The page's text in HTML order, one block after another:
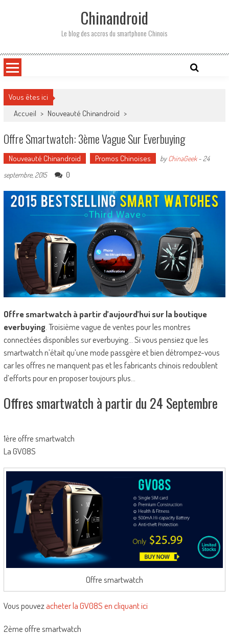
Chinandroid
Le blog des accros du smartphone Chinois
Vous êtes ici
Accueil > Nouveauté Chinandroid >
Offre Smartwatch: 3ème Vague Sur Everbuying
Nouveauté Chinandroid Promos Chinoises byChinaGeek- 24
septembre, 2015
0
Offre smartwatch à partir d’aujourd’hui sur la boutique
everbuying. Troisième vague de ventes pour les montres
connectées disponibles sur everbuying… Si vous pensiez que les
smartwatch n’était qu’une mode passgère et bien détrompez-vous
car les offres ne manquent pas et les fabricants chinois redoublent
d’efforts pour en proposer toujours plus…
Offres smartwatch à partir du 24 Septembre
1ère offre smartwatch
La GV08S
Offre smartwatch
Vous pouvez acheter la GV08S en cliquant ici
2ème offre smartwatch